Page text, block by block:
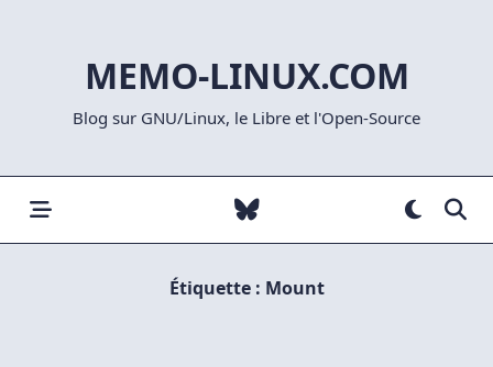
MEMO-LINUX.COM
Blog sur GNU/Linux, le Libre et l'Open-Source
Étiquette : Mount